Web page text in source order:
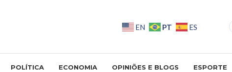
EN PT ES
POLÍTICA ECONOMIA OPINIÕES E BLOGS ESPORTE